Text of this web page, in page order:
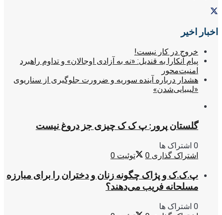
اخبار اخیر
خروج در کار نیست!
پیام آنکارا به قندیل: «نه به آزادی اوجالان» و تداوم راهبرد
امنیت‌محور
هشدار درباره آینده سوریه و ضرورت جلوگیری از سناریوی
«لیبیایی‌شدن»
گلستان پرور: پ ک ک چیزی جز دروغ نیست
0 اشتراک ها
اشتراک گذاری 0 توئیت 0
پ.ک.ک و پژاک چگونه زنان و دختران را برای مبارزه
مسلحانه فریب می‌دهند؟
0 اشتراک ها